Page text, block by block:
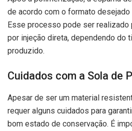
de acordo com o formato desejado
Esse processo pode ser
por injeção direta, dependendo do
produzido.
Cuidados com a Sola de
Apesar de ser um material
requer alguns cuidados para
bom estado de conservação. É